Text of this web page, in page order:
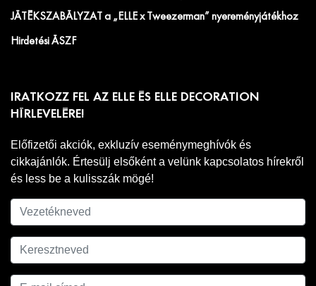
JÁTÉKSZABÁLYZAT a „ELLE x Tweezerman” nyereményjátékhoz
Hirdetési ÁSZF
IRATKOZZ FEL AZ ELLE ÉS ELLE DECORATION
HÍRLEVELÉRE!
Előfizetői akciók, exkluzív eseménymeghívók és
cikkajánlók. Értesülj elsőként a velünk kapcsolatos hírekről
és less be a kulisszák mögé!